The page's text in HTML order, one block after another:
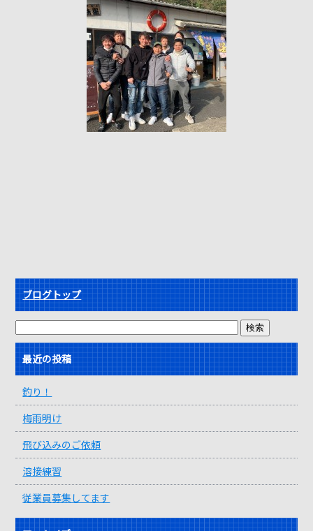
ブログトップ
最近の投稿
釣り！
梅雨明け
飛び込みのご依頼
溶接練習
従業員募集してます